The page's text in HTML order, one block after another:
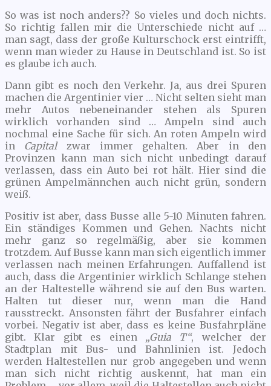
So was ist noch anders?? So vieles und doch nichts.
So richtig fallen mir die Unterschiede nicht auf …
man sagt, dass der große Kulturschock erst eintrifft,
wenn man wieder zu Hause in Deutschland ist. So ist
es glaube ich auch.
Dann gibt es noch den Verkehr. Ja, aus drei Spuren
machen die Argentinier vier … Nicht selten sieht man
mehr Autos nebeneinander stehen als Spuren
wirklich vorhanden sind … Ampeln sind auch
nochmal eine Sache für sich. An roten Ampeln wird
in Capital zwar immer gehalten. Aber in den
Provinzen kann man sich nicht unbedingt darauf
verlassen, dass ein Auto bei rot hält. Hier sind die
grünen Ampelmännchen auch nicht grün, sondern
weiß.
Positiv ist aber, dass Busse alle 5-10 Minuten fahren.
Ein ständiges Kommen und Gehen. Nachts nicht
mehr ganz so regelmäßig, aber sie kommen
trotzdem. Auf Busse kann man sich eigentlich immer
verlassen nach meinen Erfahrungen. Auffallend ist
auch, dass die Argentinier wirklich Schlange stehen
an der Haltestelle während sie auf den Bus warten.
Halten tut dieser nur, wenn man die Hand
rausstreckt. Ansonsten fährt der Busfahrer einfach
vorbei. Negativ ist aber, dass es keine Busfahrpläne
gibt. Klar gibt es einen „Guia T“, welcher der
Stadtplan mit Bus- und Bahnlinien ist. Jedoch
werden Haltestellen nur grob angegeben und wenn
man sich nicht richtig auskennt, hat man ein